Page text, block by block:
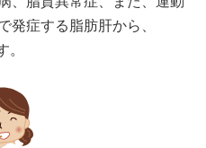
発症する脂肪肝から、
。